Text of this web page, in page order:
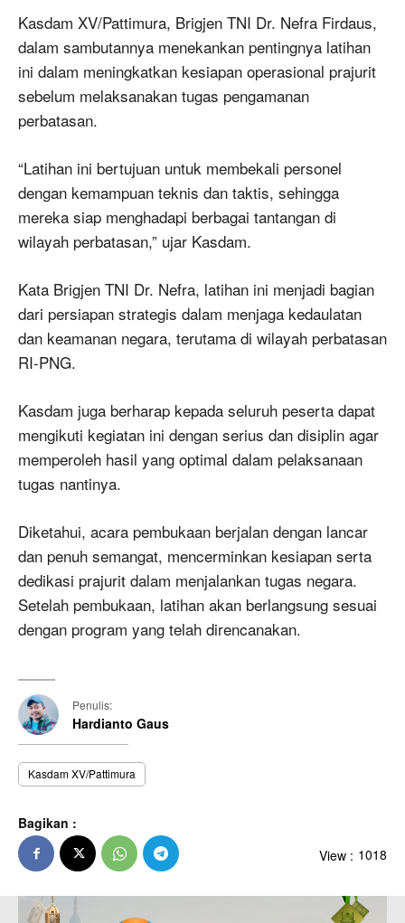
Kasdam XV/Pattimura, Brigjen TNI Dr. Nefra Firdaus,
dalam sambutannya menekankan pentingnya latihan
ini dalam meningkatkan kesiapan operasional prajurit
sebelum melaksanakan tugas pengamanan
perbatasan.
“Latihan ini bertujuan untuk membekali personel
dengan kemampuan teknis dan taktis, sehingga
mereka siap menghadapi berbagai tantangan di
wilayah perbatasan,” ujar Kasdam.
Kata Brigjen TNI Dr. Nefra, latihan ini menjadi bagian
dari persiapan strategis dalam menjaga kedaulatan
dan keamanan negara, terutama di wilayah perbatasan
RI-PNG.
Kasdam juga berharap kepada seluruh peserta dapat
mengikuti kegiatan ini dengan serius dan disiplin agar
memperoleh hasil yang optimal dalam pelaksanaan
tugas nantinya.
Diketahui, acara pembukaan berjalan dengan lancar
dan penuh semangat, mencerminkan kesiapan serta
dedikasi prajurit dalam menjalankan tugas negara.
Setelah pembukaan, latihan akan berlangsung sesuai
dengan program yang telah direncanakan.
Penulis:
Hardianto Gaus
Kasdam XV/Pattimura
Bagikan :
View : 1018